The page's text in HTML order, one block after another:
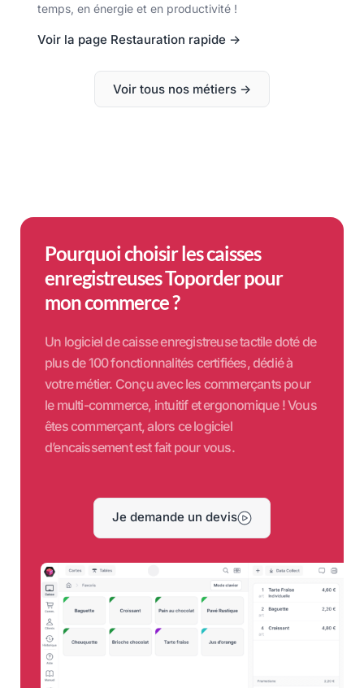
temps, en énergie et en productivité !
Voir la page Restauration rapide ->
Voir tous nos métiers ->
Pourquoi choisir les caisses
enregistreuses Toporder pour
mon commerce ?
Un logiciel de caisse enregistreuse tactile doté de
plus de 100 fonctionnalités certifiées, dédié à
votre métier. Conçu avec les commerçants pour
le multi-commerce, intuitif et ergonomique ! Vous
êtes commerçant, alors ce logiciel
d’encaissement est fait pour vous.
Je demande un devis